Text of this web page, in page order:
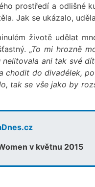
prostředí a odlišné
Jak se ukázalo,
životě udělat
„To mi hrozně
ani tak své
chodit do divadélek,
tak se vše jako by
v květnu 2015